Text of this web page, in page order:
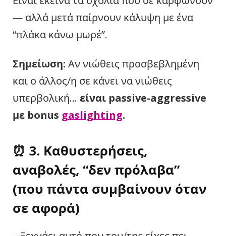
— αλλά μετά παίρνουν κάλυψη με ένα
“πλάκα κάνω μωρέ”.
Σημείωση: Αν νιώθεις προσβεβλημένη
και ο άλλος/η σε κάνει να νιώθεις
υπερβολική… είναι passive-aggressive
με bonus gaslighting.
⏰ 3. Καθυστερήσεις,
αναβολές, “δεν πρόλαβα”
(που πάντα συμβαίνουν όταν
σε αφορά)